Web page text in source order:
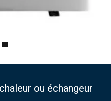
ou échangeur